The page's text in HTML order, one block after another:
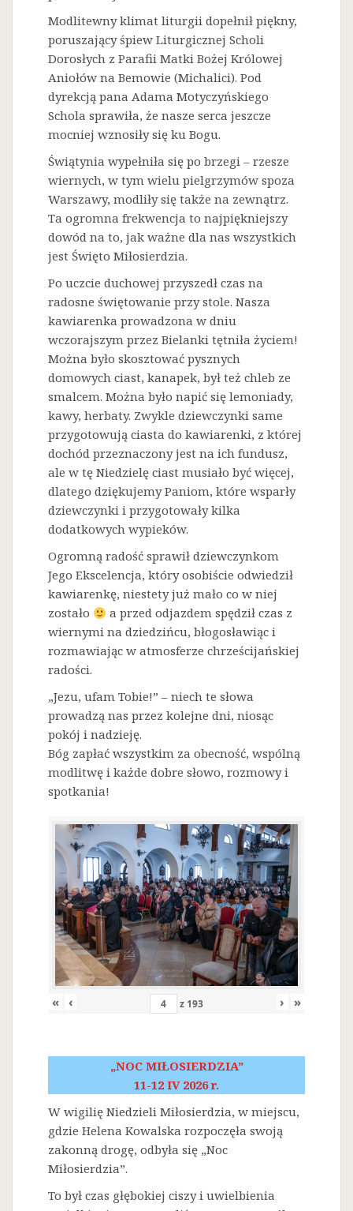
Modlitewny klimat liturgii dopełnił piękny,
poruszający śpiew Liturgicznej Scholi
Dorosłych z Parafii Matki Bożej Królowej
Aniołów na Bemowie (Michalici). Pod
dyrekcją pana Adama Motyczyńskiego
Schola sprawiła, że nasze serca jeszcze
mocniej wznosiły się ku Bogu.
Świątynia wypełniła się po brzegi – rzesze
wiernych, w tym wielu pielgrzymów spoza
Warszawy, modliły się także na zewnątrz.
Ta ogromna frekwencja to najpiękniejszy
dowód na to, jak ważne dla nas wszystkich
jest Święto Miłosierdzia.
Po uczcie duchowej przyszedł czas na
radosne świętowanie przy stole. Nasza
kawiarenka prowadzona w dniu
wczorajszym przez Bielanki tętniła życiem!
Można było skosztować pysznych
domowych ciast, kanapek, był też chleb ze
smalcem. Można było napić się lemoniady,
kawy, herbaty. Zwykle dziewczynki same
przygotowują ciasta do kawiarenki, z której
dochód przeznaczony jest na ich fundusz,
ale w tę Niedzielę ciast musiało być więcej,
dlatego dziękujemy Paniom, które wsparły
dziewczynki i przygotowały kilka
dodatkowych wypieków.
Ogromną radość sprawił dziewczynkom
Jego Ekscelencja, który osobiście odwiedził
kawiarenkę, niestety już mało co w niej
zostało
a przed odjazdem spędził czas z
wiernymi na dziedzińcu, błogosławiąc i
rozmawiając w atmosferze chrześcijańskiej
radości.
„Jezu, ufam Tobie!” – niech te słowa
prowadzą nas przez kolejne dni, niosąc
pokój i nadzieję.
Bóg zapłać wszystkim za obecność, wspólną
modlitwę i każde dobre słowo, rozmowy i
spotkania!
« ‹ z 193 › »
„NOC MIŁOSIERDZIA”
11-12 IV 2026 r.
W wigilię Niedzieli Miłosierdzia, w miejscu,
gdzie Helena Kowalska rozpoczęła swoją
zakonną drogę, odbyła się „Noc
Miłosierdzia”.
To był czas głębokiej ciszy i uwielbienia